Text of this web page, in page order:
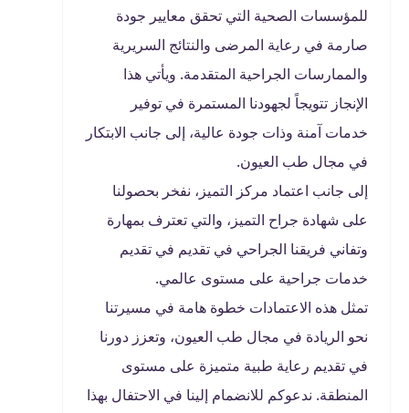
للمؤسسات الصحية التي تحقق معايير جودة
صارمة في رعاية المرضى والنتائج السريرية
والممارسات الجراحية المتقدمة. ويأتي هذا
الإنجاز تتويجاً لجهودنا المستمرة في توفير
خدمات آمنة وذات جودة عالية، إلى جانب الابتكار
في مجال طب العيون.
إلى جانب اعتماد مركز التميز، نفخر بحصولنا
على شهادة جراح التميز، والتي تعترف بمهارة
وتفاني فريقنا الجراحي في تقديم في تقديم
خدمات جراحية على مستوى عالمي.
تمثل هذه الاعتمادات خطوة هامة في مسيرتنا
نحو الريادة في مجال طب العيون، وتعزز دورنا
في تقديم رعاية طبية متميزة على مستوى
المنطقة. ندعوكم للانضمام إلينا في الاحتفال بهذا